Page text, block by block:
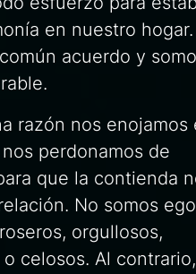
en nuestro hogar.
acuerdo y
razón nos enojamos
perdonamos de
que la contienda
No somos
orgullosos,
celosos. Al